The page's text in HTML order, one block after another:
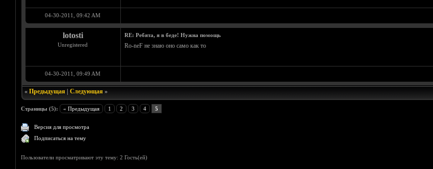
04-30-2011, 09:42 AM
lotosti
Unregistered
RE: Ребята, я в беде! Нужна помощь
Ro-neF не знаю оно само как то
04-30-2011, 09:49 AM
« Предыдущая| Следующая»
Страницы (5): « Предыдущая 1 2 3 4 5
Версия для просмотра
Подписаться на тему
Пользователи просматривают эту тему: 2 Гость(ей)